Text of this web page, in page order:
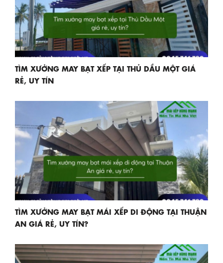
TÌM XƯỞNG MAY BẠT XẾP TẠI THỦ DẦU MỘT GIÁ
RẺ, UY TÍN
TÌM XƯỞNG MAY BẠT MÁI XẾP DI ĐỘNG TẠI THUẬN
AN GIÁ RẺ, UY TÍN?